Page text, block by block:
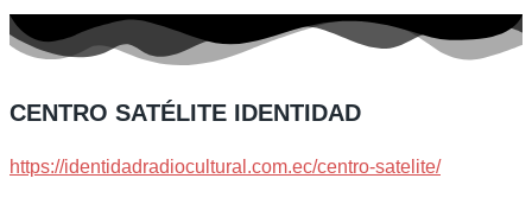
CENTRO SATÉLITE IDENTIDAD
https://identidadradiocultural.com.ec/centro-satelite/